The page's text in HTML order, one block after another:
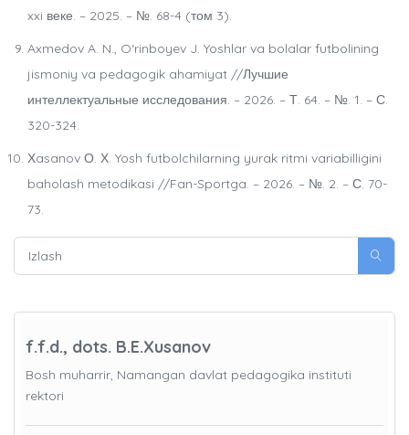
xxi веке. – 2025. – №. 68-4 (том 3).
Axmedov A. N., O‘rinboyev J. Yoshlar va bolalar futbolining
jismoniy va pedagogik ahamiyat //Лучшие
интеллектуальные исследования. – 2026. – Т. 64. – №. 1. – С.
320-324.
Хasanov О. Х. Yosh futbolchilarning yurak ritmi variabilligini
baholash metodikasi //Fan-Sportga. – 2026. – №. 2. – С. 70-
73.
f.f.d., dots. B.E.Xusanov
Bosh muharrir, Namangan davlat pedagogika instituti
rektori